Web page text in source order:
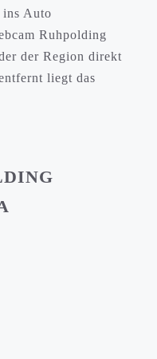
ins Auto
Ruhpolding
der Region direkt
liegt das